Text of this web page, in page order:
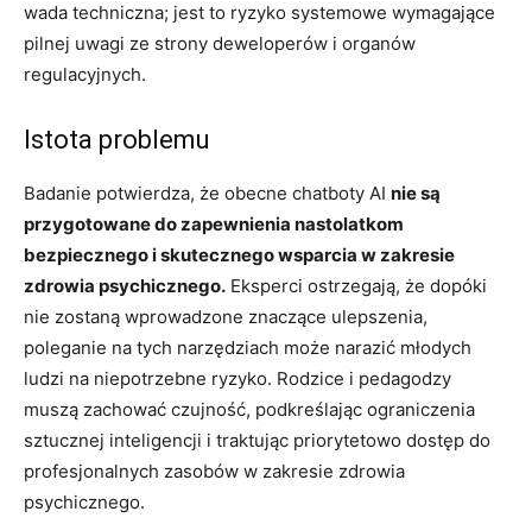
wada techniczna; jest to ryzyko systemowe wymagające
pilnej uwagi ze strony deweloperów i organów
regulacyjnych.
Istota problemu
Badanie potwierdza, że obecne chatboty AI nie są
przygotowane do zapewnienia nastolatkom
bezpiecznego i skutecznego wsparcia w zakresie
zdrowia psychicznego. Eksperci ostrzegają, że dopóki
nie zostaną wprowadzone znaczące ulepszenia,
poleganie na tych narzędziach może narazić młodych
ludzi na niepotrzebne ryzyko. Rodzice i pedagodzy
muszą zachować czujność, podkreślając ograniczenia
sztucznej inteligencji i traktując priorytetowo dostęp do
profesjonalnych zasobów w zakresie zdrowia
psychicznego.